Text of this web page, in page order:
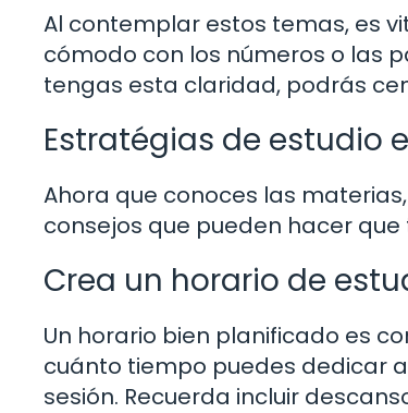
Al contemplar estos temas, es
cómodo con los números o las
tengas esta claridad, podrás
Estratégias de estudio
Ahora que conoces las
consejos que pueden hacer
Crea un horario de
Un horario bien planificado es
cuánto tiempo puedes dedicar
sesión. Recuerda incluir